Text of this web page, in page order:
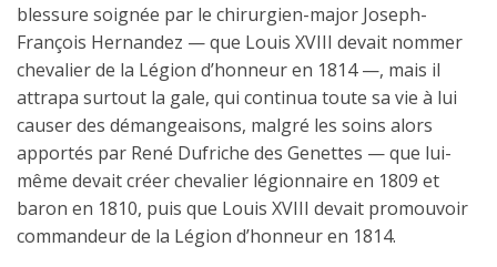
blessure soignée par le chirurgien-major Joseph-
François Hernandez — que Louis XVIII devait nommer
chevalier de la Légion d’honneur en 1814 —, mais il
attrapa surtout la gale, qui continua toute sa vie à lui
causer des démangeaisons, malgré les soins alors
apportés par René Dufriche des Genettes — que lui-
même devait créer chevalier légionnaire en 1809 et
baron en 1810, puis que Louis XVIII devait promouvoir
commandeur de la Légion d’honneur en 1814.